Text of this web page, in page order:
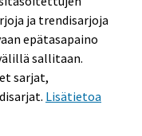
ja trendisarjoja
epätasapaino
sallitaan.
sarjat,
Lisätietoa